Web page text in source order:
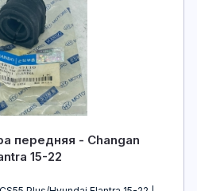
передняя - Changan
15-22